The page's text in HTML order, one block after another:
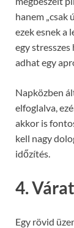
hanem „csak
ezek esnek a
egy
adhat egy
Napközben
elfoglalva,
akkor is
kell nagy
időzítés.
4.
Egy rövid